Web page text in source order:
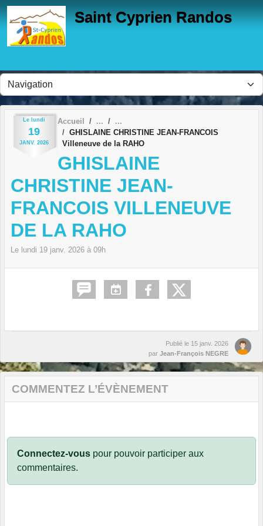
Saint Cyprien Randos
Le lundi
19
JANV. 2026
Accueil
GHISLAINE CHRISTINE JEAN-FRANCOIS
Villeneuve de la RAHO
GHISLAINE
CHRISTINE JEAN-
FRANCOIS VILLENEUVE
DE LA RAHO
Le lundi 19 janv. 2026 à 09h
Publié le 15 janv. 2026
par Jean-François NEGRE
COMMENTEZ L’ÉVÈNEMENT
Connectez-vous pour pouvoir participer aux
commentaires.
Panneau de gestion des cookies